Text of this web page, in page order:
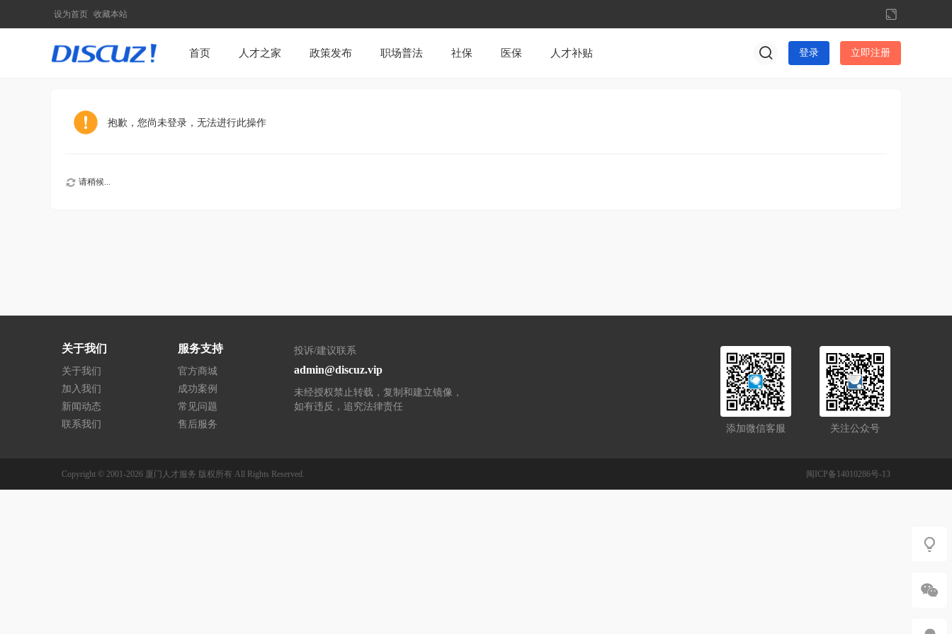
设为首页 收藏本站
切
换
到
宽
首页 人才之家 政策发布 职场普法 社保 医保 人才补贴 登录 立即注册
抱歉，您尚未登录，无法进行此操作
请稍候...
关于我们
关于我们
加入我们
新闻动态
联系我们
服务支持
官方商城
成功案例
常见问题
售后服务
投诉/建议联系
admin@discuz.vip
未经授权禁止转载，复制和建立镜像，
如有违反，追究法律责任
关注公众号
添加微信客服
Copyright © 2001-2026 厦门人才服务 版权所有 All Rights Reserved. 闽ICP备14010286号-13